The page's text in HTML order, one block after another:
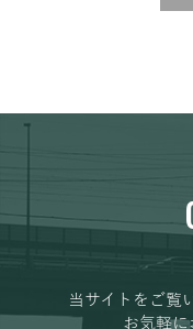
当サイトをご覧
お気軽に